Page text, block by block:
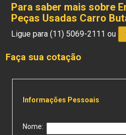
Para saber mais sobre
Peças Usadas Carro
Ligue para(11) 5069-2111 ou
Faça sua cotação
Informações Pessoais
Nome: